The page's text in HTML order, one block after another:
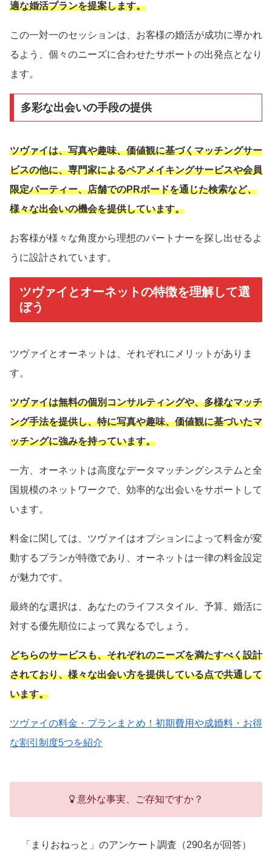
適な婚活プランを提案します。
この一対一のセッションは、お客様の婚活が成功に導かれ
るよう、個々のニーズに合わせたサポートの出発点となり
ます。
多彩な出会いの手段の提供
ツヴァイは、写真や趣味、価値観に基づくマッチングサー
ビスの他に、専門家によるペアメイキングサービスや会員
限定パーティー、店舗でのPRボードを通じた検索など、
様々な出会いの機会を提供しています。
お客様が様々な角度から理想のパートナーを探し出せるよ
うに設計されています。
ツヴァイとオーネットの特徴を理解して選
ぼう
ツヴァイとオーネットは、それぞれにメリットがありま
す。
ツヴァイは無料の個別コンサルティングや、多様なマッチ
ング手法を提供し、特に写真や趣味、価値観に基づいたマ
ッチングに強みを持っています。
一方、オーネットは高度なデータマッチングシステムと全
国規模のネットワークで、効率的な出会いをサポートして
います。
料金に関しては、ツヴァイはオプションによって料金が変
動するプランが特徴であり、オーネットは一律の料金設定
が魅力です。
最終的な選択は、あなたのライフスタイル、予算、婚活に
対する優先順位によって異なるでしょう。
どちらのサービスも、それぞれのニーズを満たすべく設計
されており、様々な出会い方を提供している点で共通して
います。
ツヴァイの料金・プランまとめ！初期費用や成婚料・お得
な割引制度5つを紹介
意外な事実、ご存知ですか？
「まりおねっと」のアンケート調査（290名が回答）